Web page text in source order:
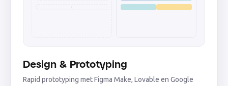
Design & Prototyping
Rapid prototyping met Figma Make, Lovable en Google